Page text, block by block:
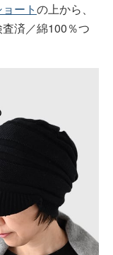
ートの上から、
済／綿100％つ